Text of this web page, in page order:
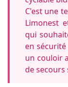
C'est une
Limonest
qui
en
un couloir
de secours